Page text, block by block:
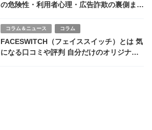
の危険性・利用者心理・広告詐欺の裏側まで
コラム＆ニュース コラム
FACESWITCH（フェイススイッチ）とは 気
になる口コミや評判 自分だけのオリジナル